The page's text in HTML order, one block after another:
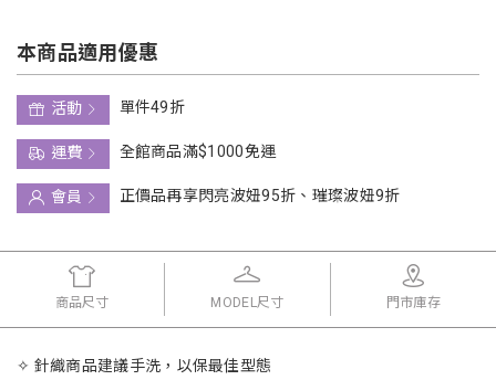
本商品適用優惠
活動
單件49折
運費
全館商品滿$1000免運
會員
正價品再享閃亮波妞95折、璀璨波妞9折
商品尺寸 MODEL尺寸 門市庫存
✧ 針織商品建議手洗，以保最佳型態